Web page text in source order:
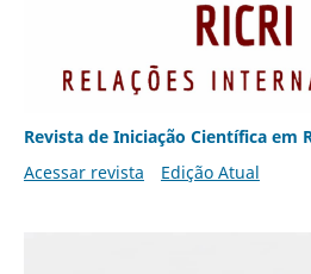
Revista de Iniciação Científica em
Acessar revista
Edição Atual